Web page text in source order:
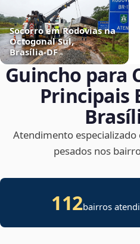
Socorro em Rodovias na
Octogonal Sul,
Brasília‑DF
Guincho para
Principais
Atendimento
pesados nos
112bairros